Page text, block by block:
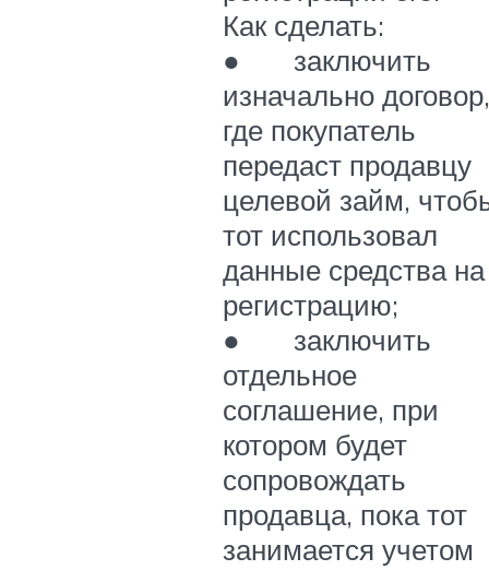
Как сделать:
● заключить
изначально договор,
где покупатель
передаст продавцу
целевой займ,
тот использовал
данные средства на
регистрацию;
● заключить
отдельное
соглашение, при
котором будет
сопровождать
продавца, пока тот
занимается учетом